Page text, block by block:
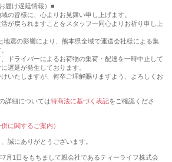
届け遅延情報）■
の皆様に、心よりお見舞い申し上げます。
が戻られますことをスタッフ一同心よりお祈り申し上
地震の影響により、熊本県全域で運送会社様による集
ドライバーによるお荷物の集荷・配達を一時中止して
遅延が発生しております。
いたしますが、何卒ご理解賜りますよう、よろしくお
詳細については特商法に基づく表記をご確認くださ
に関するご案内）
誠にありがとうございます。
7月1日をもちまして親会社であるティーライフ株式会